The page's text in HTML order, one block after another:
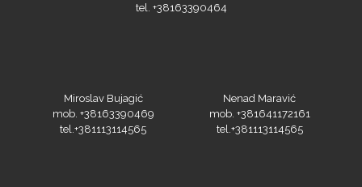
tel. +38163390464
Miroslav Bujagić
mob. +38163390469
tel.+381113114565
Nenad Maravić
mob. +381641172161
tel.+381113114565